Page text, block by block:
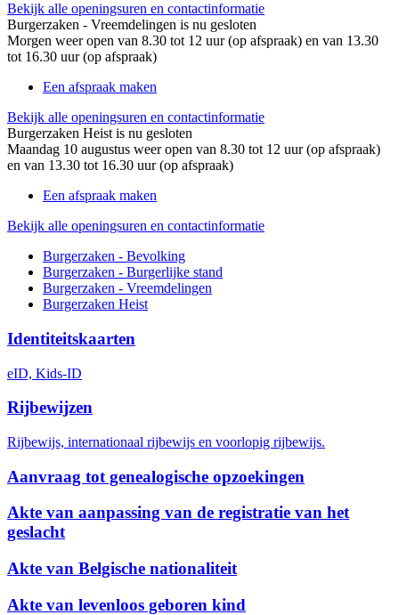
Bekijk alle openingsuren en contactinformatie
Burgerzaken - Vreemdelingen is nu gesloten
Morgen weer open van 8.30 tot 12 uur (op afspraak) en van 13.30
tot 16.30 uur (op afspraak)
Een afspraak maken
Bekijk alle openingsuren en contactinformatie
Burgerzaken Heist is nu gesloten
Maandag 10 augustus weer open van 8.30 tot 12 uur (op afspraak)
en van 13.30 tot 16.30 uur (op afspraak)
Een afspraak maken
Bekijk alle openingsuren en contactinformatie
Burgerzaken - Bevolking
Burgerzaken - Burgerlijke stand
Burgerzaken - Vreemdelingen
Burgerzaken Heist
Identiteitskaarten
eID, Kids-ID
Rijbewijzen
Rijbewijs, internationaal rijbewijs en voorlopig rijbewijs.
Aanvraag tot genealogische opzoekingen
Akte van aanpassing van de registratie van het
geslacht
Akte van Belgische nationaliteit
Akte van levenloos geboren kind